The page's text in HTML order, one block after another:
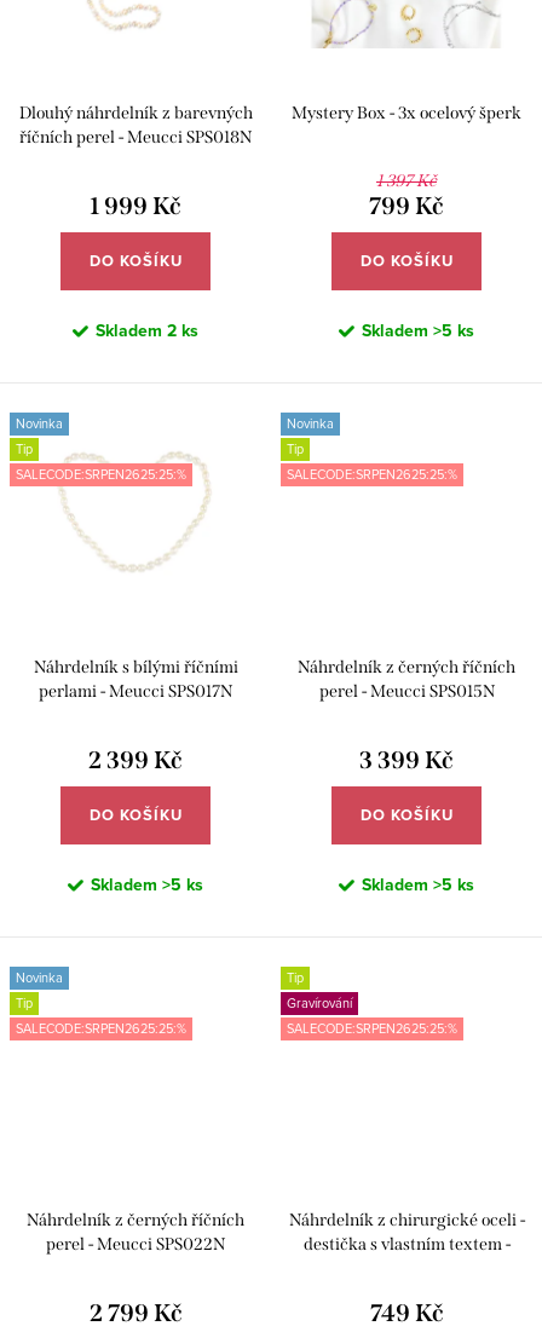
k
t
u
k
Dlouhý náhrdelník z barevných
říčních perel - Meucci SPS018N
1 999 Kč
DO KOŠÍKU
Skladem 2 ks
Mystery Box - 3x ocelový šperk
1 397 Kč
799 Kč
DO KOŠÍKU
Skladem >5 ks
Novinka
Tip
SALECODE:SRPEN2625:25:%
Náhrdelník s bílými říčními
perlami - Meucci SPS017N
2 399 Kč
DO KOŠÍKU
Skladem >5 ks
Novinka
Tip
SALECODE:SRPEN2625:25:%
Náhrdelník z černých říčních
perel - Meucci SPS015N
3 399 Kč
DO KOŠÍKU
Skladem >5 ks
Novinka
Tip
SALECODE:SRPEN2625:25:%
Náhrdelník z černých říčních
perel - Meucci SPS022N
2 799 Kč
Tip
Gravírování
SALECODE:SRPEN2625:25:%
Náhrdelník z chirurgické oceli -
destička s vlastním textem -
749 Kč